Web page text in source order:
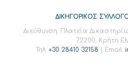
ΔΙΚΗΓΟΡΙΚΟΣ
Διεύθυνση: Πλατεία
72200, Κρήτη
Τηλ: +30 28410 32158 | Email: